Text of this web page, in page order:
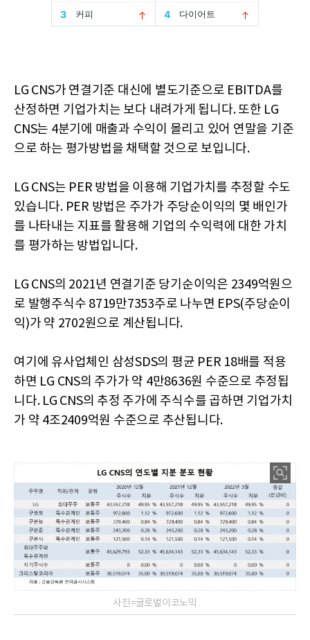
LG CNS가 연결기준 대신에 별도기준으로 EBITDA를
산정하면 기업가치는 보다 내려가게 됩니다. 또한 LG
CNS는 4분기에 매출과 수익이 몰리고 있어 연말을 기준
으로 하는 평가방법을 채택할 것으로 보입니다.
LG CNS는 PER 방법을 이용해 기업가치를 추정할 수도
있습니다. PER 방법은 주가가 주당순이익의 몇 배인가
를 나타내는 지표를 활용해 기업의 수익력에 대한 가치
를 평가하는 방법입니다.
LG CNS의 2021년 연결기준 당기순이익은 2349억원으
로 발행주식수 8719만7353주로 나누면 EPS(주당순이
익)가 약 2702원으로 계산됩니다.
여기에 유사업체인 삼성SDS의 평균 PER 18배를 적용
하면 LG CNS의 주가가 약 4만8636원 수준으로 추정됩
니다. LG CNS의 추정 주가에 주식수를 곱하면 기업가치
가 약 4조2409억원 수준으로 추산됩니다.
사진=글로벌이코노믹